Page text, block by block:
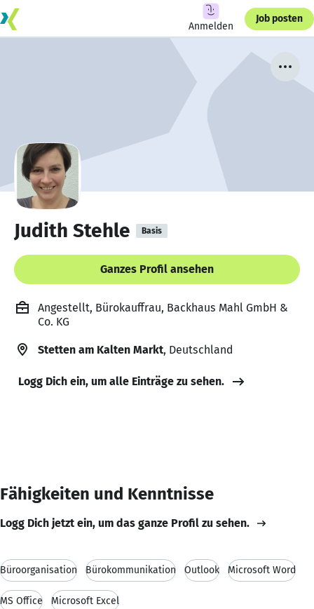
Anmelden
Job posten
Judith Stehle Basis
Ganzes Profil ansehen
Angestellt, Bürokauffrau, Backhaus Mahl GmbH &
Co. KG
Stetten am Kalten Markt, Deutschland
Logg Dich ein, um alle Einträge zu sehen.
Fähigkeiten und Kenntnisse
Logg Dich jetzt ein, um das ganze Profil zu sehen.
Büroorganisation Bürokommunikation Outlook Microsoft Word
MS Office Microsoft Excel